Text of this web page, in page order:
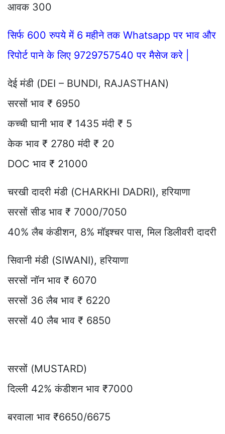
आवक 300
सिर्फ 600 रुपये में 6 महीने तक Whatsapp पर भाव और
रिपोर्ट पाने के लिए 9729757540 पर मैसेज करे |
देई मंडी (DEI – BUNDI, RAJASTHAN)
सरसों भाव ₹ 6950
कच्ची घानी भाव ₹ 1435 मंदी ₹ 5
केक भाव ₹ 2780 मंदी ₹ 20
DOC भाव ₹ 21000
चरखी दादरी मंडी (CHARKHI DADRI), हरियाणा
सरसों सीड भाव ₹ 7000/7050
40% लैब कंडीशन, 8% मॉइश्चर पास, मिल डिलीवरी दादरी
सिवानी मंडी (SIWANI), हरियाणा
सरसों नॉन भाव ₹ 6070
सरसों 36 लैब भाव ₹ 6220
सरसों 40 लैब भाव ₹ 6850
सरसों (MUSTARD)
दिल्ली 42% कंडीशन भाव ₹7000
बरवाला भाव ₹6650/6675